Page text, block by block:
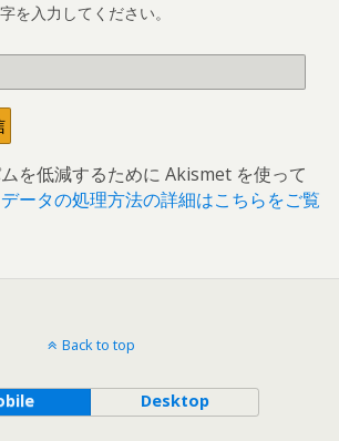
を入力してください。
を低減するために Akismet を使って
ータの処理方法の詳細はこちらをご覧
Back to top
Desktop